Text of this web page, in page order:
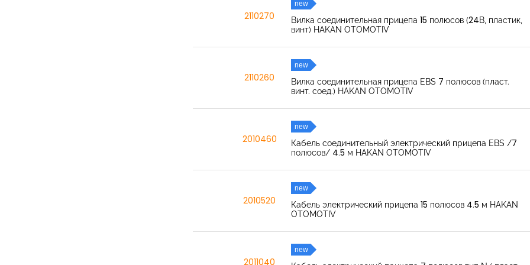
2110270
new
Вилка соединительная прицепа 15 полюсов (24В, пластик,
винт) HAKAN OTOMOTIV
2110260
new
Вилка соединительная прицепа EBS 7 полюсов (пласт.
винт. соед.) HAKAN OTOMOTIV
2010460
new
Кабель соединительный электрический прицепа EBS /7
полюсов/ 4.5 м HAKAN OTOMOTIV
2010520
new
Кабель электрический прицепа 15 полюсов 4.5 м HAKAN
OTOMOTIV
2011040
new